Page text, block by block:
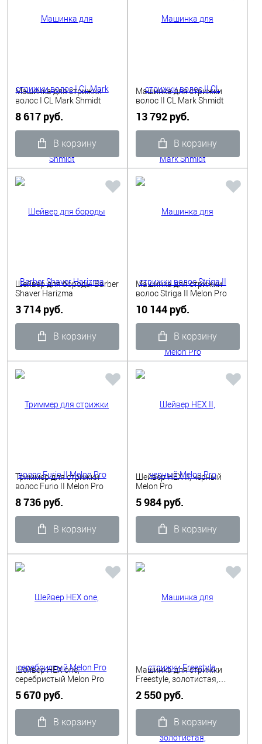
Машинка для стрижки
волос I CL Mark Shmidt
8 617 руб.
В корзину
Машинка для стрижки
волос II CL Mark Shmidt
13 792 руб.
В корзину
Шейвер для бороды Barber
Shaver Harizma
3 714 руб.
В корзину
Машинка для стрижки
волос Striga II Melon Pro
10 144 руб.
В корзину
Триммер для стрижки
волос Furio II Melon Pro
8 736 руб.
В корзину
Шейвер HEX II, черный
Melon Pro
5 984 руб.
В корзину
Шейвер HEX one,
серебристый Melon Pro
5 670 руб.
В корзину
Машинка для стрижки
Freestyle, золотистая,
5500 об/мин 0,5-2.0 мм
Dewal
2 550 руб.
В корзину